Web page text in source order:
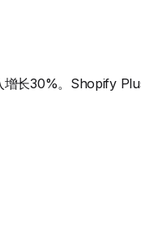
长30%。Shopify